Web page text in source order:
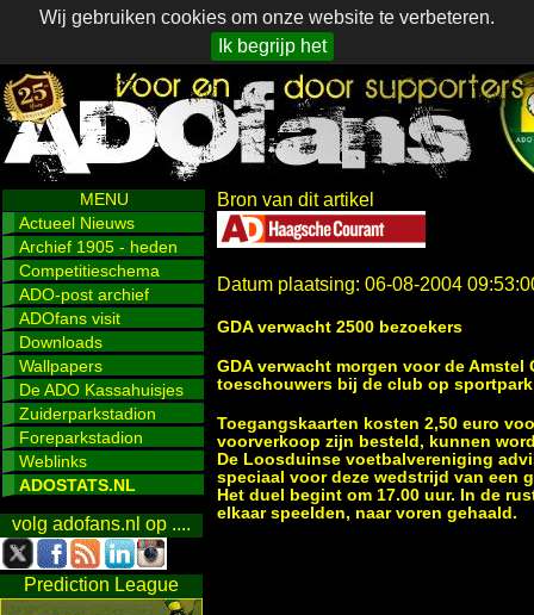
Wij gebruiken cookies om onze website te verbeteren.
Ik begrijp het
MENU
Actueel Nieuws
Archief 1905 - heden
Competitieschema
ADO-post archief
ADOfans visit
Downloads
Wallpapers
De ADO Kassahuisjes
Zuiderparkstadion
Foreparkstadion
Weblinks
ADOSTATS.NL
volg adofans.nl op ....
Prediction League
Bron van dit artikel
Datum plaatsing: 06-08-2004
GDA verwacht 2500 bezoekers
GDA verwacht morgen voor de Amstel
toeschouwers bij de club op
Toegangskaarten kosten 2,50 euro
voorverkoop zijn besteld, kunnen
De Loosduinse voetbalvereniging
speciaal voor deze wedstrijd van een
Het duel begint om 17.00 uur. In de
elkaar speelden, naar voren gehaald.